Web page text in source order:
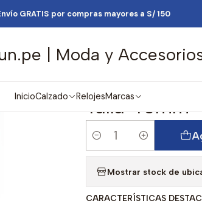
| Moda y
InicioCalzado RelojesMarcas
GRATIS por compras mayores a S/ 150
de Sol Lentes De Sol Deportivo Hawkers
|
Lentes De
Transparent
Talla 45mm
Cantidad
Mostrar stock de
CARACTERÍSTICAS